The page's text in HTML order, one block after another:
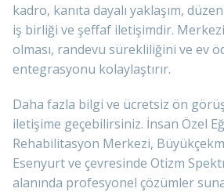
kadro, kanıta dayalı yaklaşım,
iş birliği ve şeffaf iletişimdir.
olması, randevu sürekliliğini ve ev
entegrasyonu kolaylaştırır.
Daha fazla bilgi ve ücretsiz ön
iletişime geçebilirsiniz. İnsan Özel
Rehabilitasyon Merkezi,
Esenyurt ve çevresinde Otizm
alanında profesyonel çözümler